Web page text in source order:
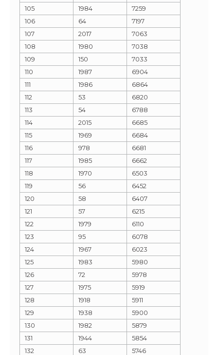
105
1984
7259
106
64
7197
107
2017
7063
108
1980
7038
109
150
7033
110
1987
6904
111
1986
6864
112
53
6820
113
54
6788
114
2015
6685
115
1969
6684
116
978
6681
117
1985
6662
118
1970
6503
119
56
6452
120
58
6407
121
57
6215
122
1979
6110
123
95
6078
124
1967
6023
125
1983
5980
126
72
5978
127
1975
5919
128
1918
5911
129
1938
5900
130
1982
5879
131
1944
5854
132
63
5746